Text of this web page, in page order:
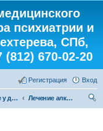
психиатрии и
СПб,
670-02-20
Вход
Регистрация
Спросите у доктора
Лечение алкоголизма